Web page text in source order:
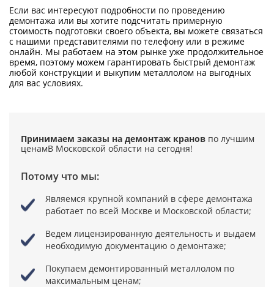
Если вас интересуют подробности по проведению
демонтажа или вы хотите подсчитать примерную
стоимость подготовки своего объекта, вы можете связаться
с нашими представителями по телефону или в режиме
онлайн. Мы работаем на этом рынке уже продолжительное
время, поэтому можем гарантировать быстрый демонтаж
любой конструкции и выкупим металлолом на выгодных
для вас условиях.
Принимаем заказы на демонтаж кранов по лучшим
ценамВ Московской области на сегодня!
Потому что мы:
Являемся крупной компаний в сфере демонтажа
работает по всей Москве и Московской области;
Ведем лицензированную деятельность и выдаем
необходимую документацию о демонтаже;
Покупаем демонтированный металлолом по
максимальным ценам;